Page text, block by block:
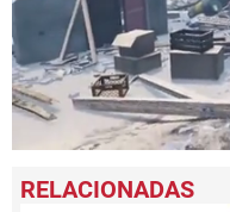
seconds
of